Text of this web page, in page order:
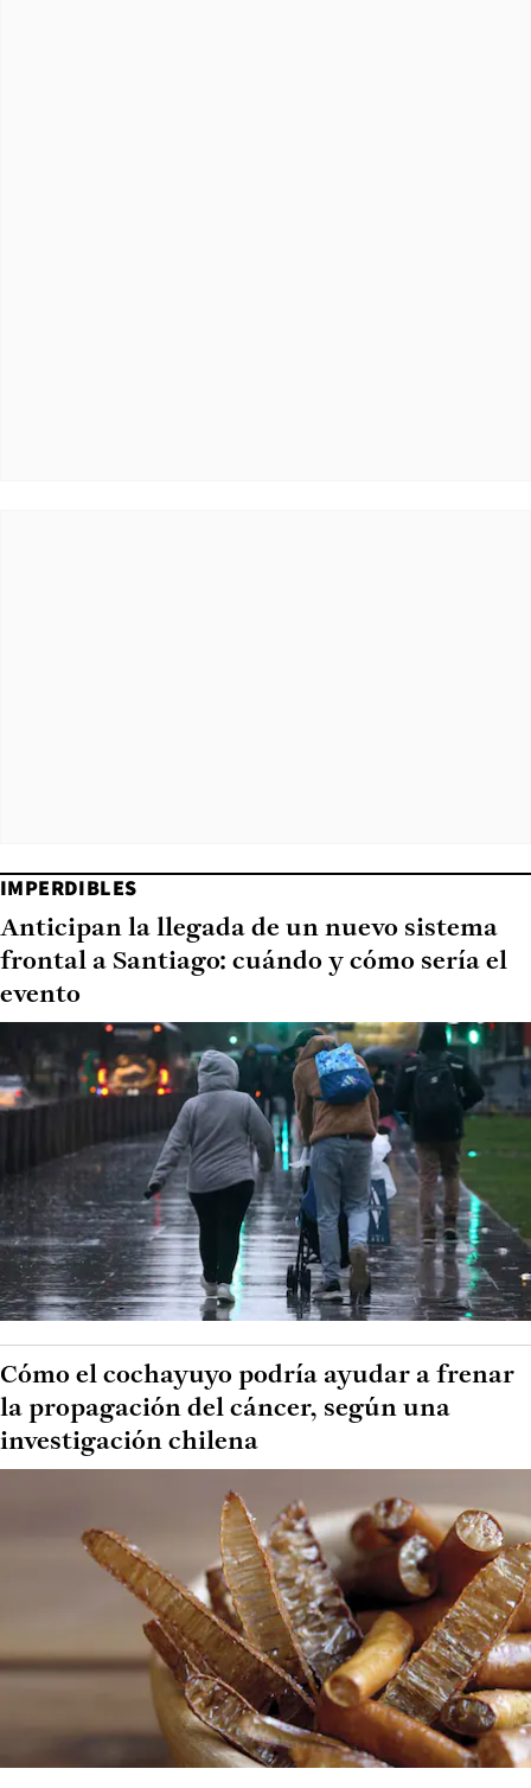
IMPERDIBLES
Anticipan la llegada de un nuevo sistema
frontal a Santiago: cuándo y cómo sería el
evento
Cómo el cochayuyo podría ayudar a frenar
la propagación del cáncer, según una
investigación chilena